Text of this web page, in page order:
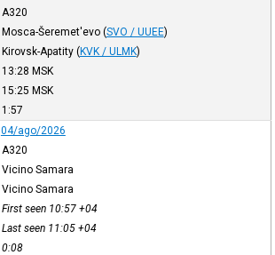
A320
Mosca-Šeremet'evo (SVO / UUEE)
Kirovsk-Apatity (KVK / ULMK)
13:28 MSK
15:25 MSK
1:57
04/ago/2026
A320
Vicino Samara
Vicino Samara
First seen 10:57 +04
Last seen 11:05 +04
0:08